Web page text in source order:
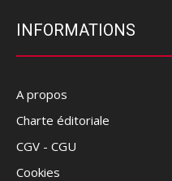
INFORMATIONS
A propos
Charte éditoriale
CGV - CGU
Cookies